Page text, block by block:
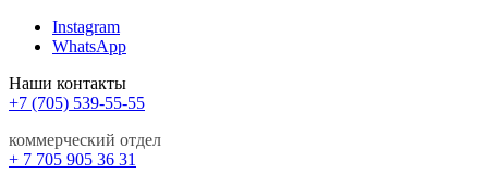
Instagram
WhatsApp
Наши контакты
+7 (705) 539-55-55
коммерческий отдел
+ 7 705 905 36 31